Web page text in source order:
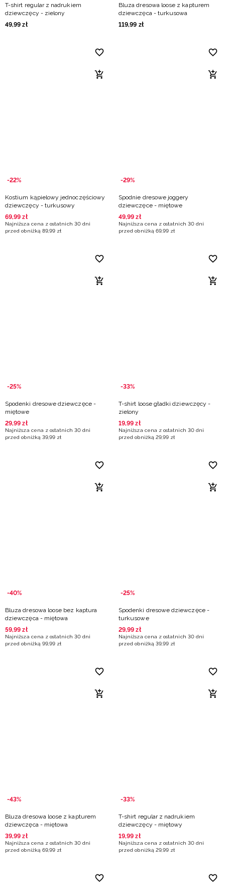
T-shirt regular z nadrukiem
dziewczęcy - zielony
49,99 zł
Bluza dresowa loose z kapturem
dziewczęca - turkusowa
119,99 zł
-22%
Kostium kąpielowy jednoczęściowy
dziewczęcy - turkusowy
69,99 zł
Najniższa cena z ostatnich 30 dni
przed obniżką 89,99 zł
-29%
Spodnie dresowe joggery
dziewczęce - miętowe
49,99 zł
Najniższa cena z ostatnich 30 dni
przed obniżką 69,99 zł
-25%
Spodenki dresowe dziewczęce -
miętowe
29,99 zł
Najniższa cena z ostatnich 30 dni
przed obniżką 39,99 zł
-33%
T-shirt loose gładki dziewczęcy -
zielony
19,99 zł
Najniższa cena z ostatnich 30 dni
przed obniżką 29,99 zł
-40%
Bluza dresowa loose bez kaptura
dziewczęca - miętowa
59,99 zł
Najniższa cena z ostatnich 30 dni
przed obniżką 99,99 zł
-25%
Spodenki dresowe dziewczęce -
turkusowe
29,99 zł
Najniższa cena z ostatnich 30 dni
przed obniżką 39,99 zł
-43%
Bluza dresowa loose z kapturem
dziewczęca - miętowa
39,99 zł
Najniższa cena z ostatnich 30 dni
przed obniżką 69,99 zł
-33%
T-shirt regular z nadrukiem
dziewczęcy - miętowy
19,99 zł
Najniższa cena z ostatnich 30 dni
przed obniżką 29,99 zł